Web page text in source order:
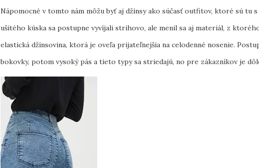
Nápomocné v tomto nám môžu byť aj džínsy ako súčasť outfitov, ktoré sú tu
ušitého kúska sa postupne vyvíjali strihovo, ale menil sa aj materiál, z
elastická džínsovina, ktorá je oveľa prijateľnejšia na celodenné nosenie.
bokovky, potom vysoký pás a tieto typy sa striedajú, no pre zákazníkov je